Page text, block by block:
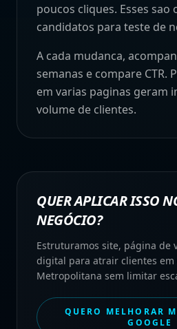
poucos cliques. Esses sao
candidatos para teste de
A cada mudanca,
semanas e compare CTR.
em varias paginas geram
volume de clientes.
QUER APLICAR ISSO
NEGÓCIO?
Estruturamos site, página de
digital para atrair clientes em
Metropolitana sem limitar
QUERO MELHORAR
GOOGLE